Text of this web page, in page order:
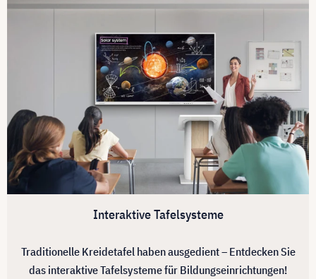
Interaktive Tafelsysteme
Traditionelle Kreidetafel haben ausgedient – Entdecken Sie
das interaktive Tafelsysteme für Bildungseinrichtungen!